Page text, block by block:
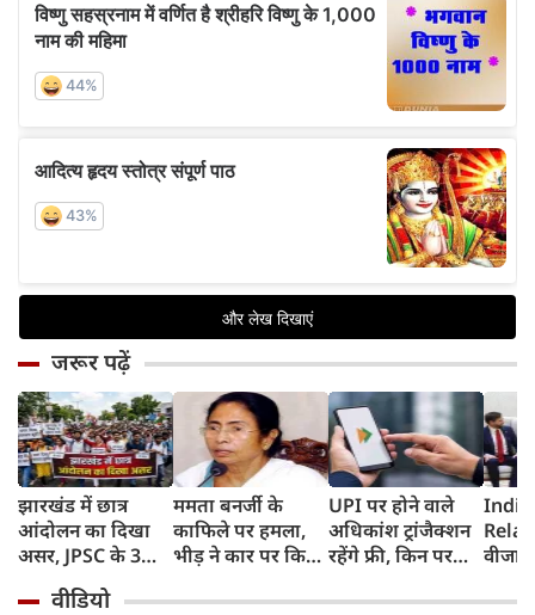
जरूर पढ़ें
झारखंड में छात्र
आंदोलन का दिखा
असर, JPSC के 3
इस्‍तीफा, प्रदर्शन को
ममता बनर्जी के
काफिले पर हमला,
भीड़ ने कार पर किया
पुलिस पर लगा यह
UPI पर होने वाले
अधिकांश ट्रांजैक्शन
रहेंगे फ्री, किन पर
ने दिया बड़ा अपडेट
वीजा
वीडियो